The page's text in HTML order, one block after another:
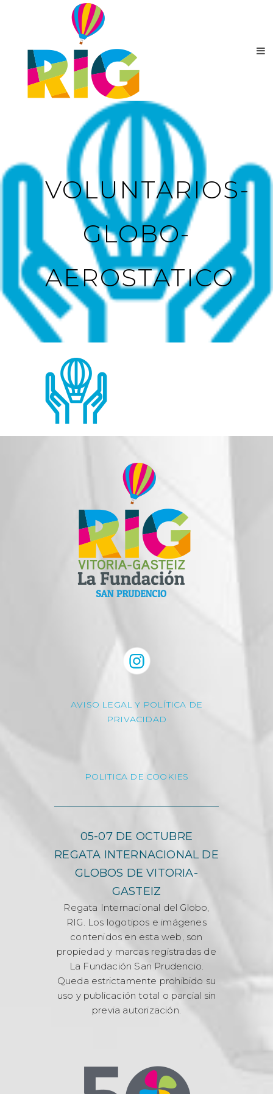
VOLUNTARIOS-
GLOBO-
AEROSTATICO
AVISO LEGAL Y POLÍTICA DE
PRIVACIDAD
POLITICA DE COOKIES
05-07 DE OCTUBRE
REGATA INTERNACIONAL DE
GLOBOS DE VITORIA-
GASTEIZ
Regata Internacional del Globo,
RIG. Los logotipos e imágenes
contenidos en esta web, son
propiedad y marcas registradas de
La Fundación San Prudencio.
Queda estrictamente prohibido su
uso y publicación total o parcial sin
previa autorización.